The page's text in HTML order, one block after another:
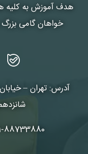
هدف آموزش به کلیه
خواهان گامی
آدرس: تهران –
شانزدهم –
/// 021-88730621